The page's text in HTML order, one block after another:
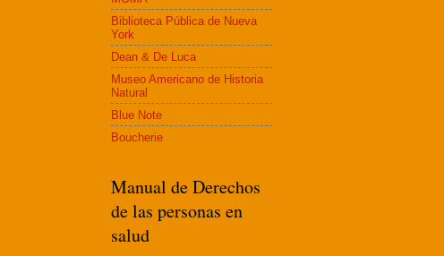
Biblioteca Pública de Nueva
York
Dean & De Luca
Museo Americano de Historia
Natural
Blue Note
Boucherie
Manual de Derechos
de las personas en
salud